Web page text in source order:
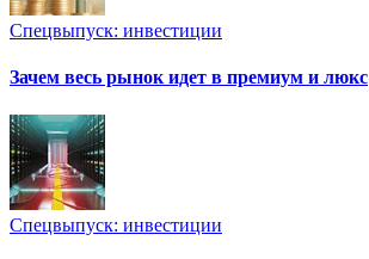
Спецвыпуск: инвестиции
Зачем весь рынок идет в премиум и люкс
Спецвыпуск: инвестиции